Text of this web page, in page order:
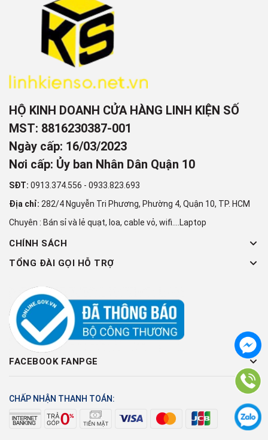
HỘ KINH DOANH CỬA HÀNG LINH KIỆN SỐ
MST: 8816230387-001
Ngày cấp: 16/03/2023
Nơi cấp: Ủy ban Nhân Dân Quận 10
SĐT: 0913.374.556 - 0933.823.693
Địa chỉ: 282/4 Nguyễn Tri Phương, Phường 4, Quận 10, TP. HCM
Chuyên : Bán sỉ và lẻ quạt, loa, cable vỏ, wifi....Laptop
CHÍNH SÁCH
TỔNG ĐÀI GỌI HỖ TRỢ
FACEBOOK FANPGE
CHẤP NHẬN THANH TOÁN: